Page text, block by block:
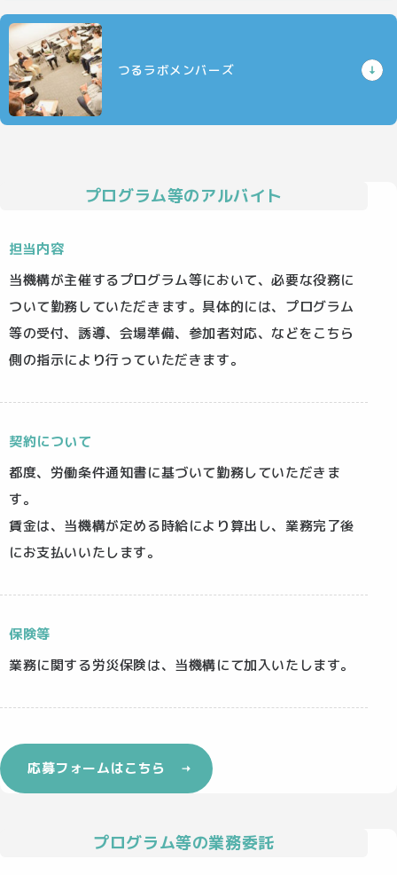
つるラボメンバーズ
プログラム等のアルバイト
担当内容
当機構が主催するプログラム等において、必要な役務に
ついて勤務していただきます。具体的には、プログラム
等の受付、誘導、会場準備、参加者対応、などをこちら
側の指示により行っていただきます。
契約について
都度、労働条件通知書に基づいて勤務していただきま
す。
賃金は、当機構が定める時給により算出し、業務完了後
にお支払いいたします。
保険等
業務に関する労災保険は、当機構にて加入いたします。
応募フォームはこちら
プログラム等の業務委託